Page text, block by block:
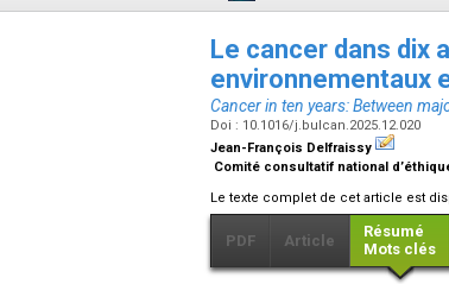
Le cancer dans dix
environnementaux
Cancer in ten years: Between
Doi : 10.1016/j.bulcan.2025.12.020
Jean-François Delfraissy
Comité consultatif national
Le texte complet de cet article est
PDF Article
Résumé
Mots clés